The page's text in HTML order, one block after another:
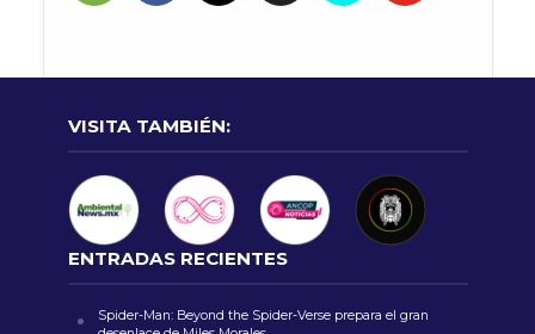
VISITA TAMBIÉN:
ENTRADAS RECIENTES
Spider-Man: Beyond the Spider-Verse prepara el gran